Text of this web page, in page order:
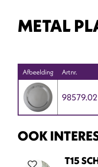
METAL
Afbeelding Artnr.
98579.02
OOK
T15